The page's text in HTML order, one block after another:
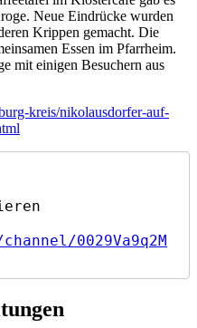
Neue Eindrücke wurden
Krippen gemacht. Die
Essen im Pfarrheim.
mit einigen Besuchern aus
kreis/nikolausdorfer-auf-
0029Va9q2M